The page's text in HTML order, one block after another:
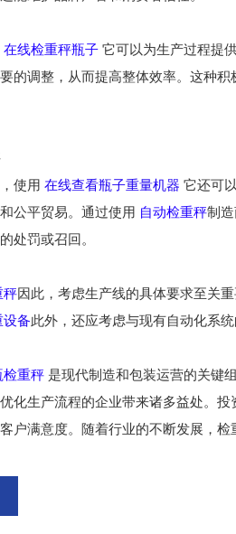
在线检重秤瓶子 它可以为生产过程提
的调整，从而提高整体效率。这种
使用 在线查看瓶子重量机器 它还可
公平贸易。通过使用 自动检重秤制
处罚或召回。
秤因此，考虑生产线的具体要求至关
设备此外，还应考虑与现有自动化系
检重秤 是现代制造和包装运营的关键
化生产流程的企业带来诸多益处。投
户满意度。随着行业的不断发展，